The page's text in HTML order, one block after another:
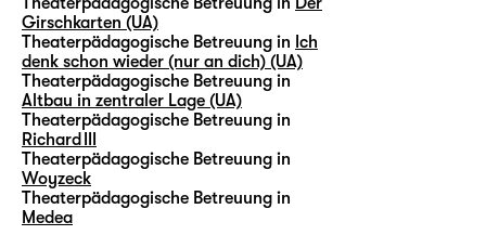
Girschkarten (UA)
Theaterpädagogische Betreuung in Ich
denk schon wieder (nur an dich) (UA)
Theaterpädagogische Betreuung in
Altbau in zentraler Lage (UA)
Theaterpädagogische Betreuung in
Richard III
Theaterpädagogische Betreuung in
Woyzeck
Theaterpädagogische Betreuung in
Medea